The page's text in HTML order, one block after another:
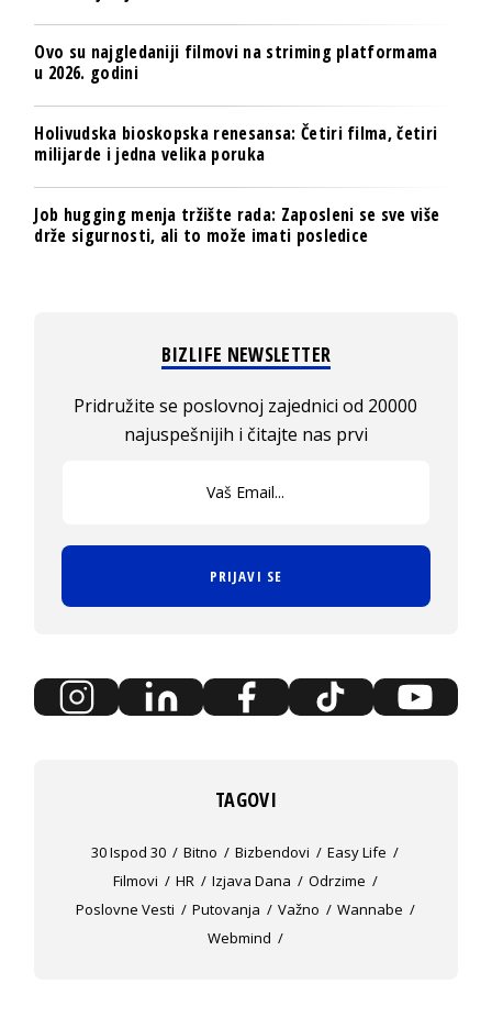
Ovo su najgledaniji filmovi na striming platformama
u 2026. godini
Holivudska bioskopska renesansa: Četiri filma, četiri
milijarde i jedna velika poruka
Job hugging menja tržište rada: Zaposleni se sve više
drže sigurnosti, ali to može imati posledice
BIZLIFE NEWSLETTER
Pridružite se poslovnoj zajednici od 20000
najuspešnijih i čitajte nas prvi
PRIJAVI SE
TAGOVI
30 Ispod 30 Bitno Bizbendovi
Easy Life
Filmovi
HR Izjava Dana
Odrzime
Poslovne Vesti
Putovanja Važno
Wannabe
Webmind